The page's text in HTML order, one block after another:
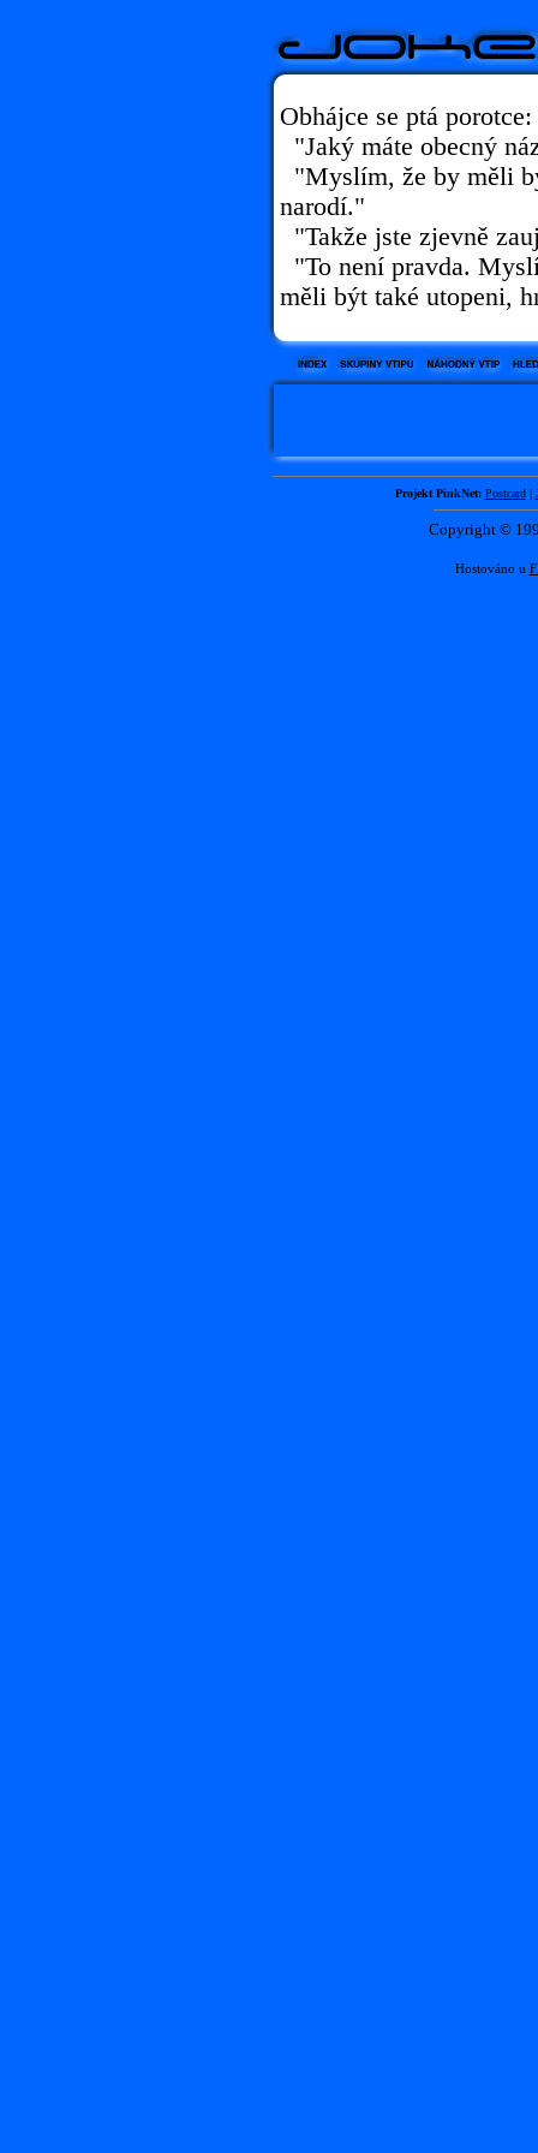
Obhájce se ptá porotce:
"Jaký máte obecný
"Myslím, že by měli
narodí."
"Takže jste zjevně
"To není pravda.
měli být také utopeni,
Projekt PinkNet: Postcard|
Copyright ©
Hostováno u